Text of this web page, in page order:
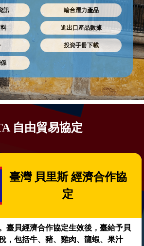
訊 輸台潛力產品
進出口產品數據
投資手冊下載
自由貿易協定
臺灣 貝里斯 經濟合作協
定
臺貝經濟合作協定生效後，臺給予貝
，包括牛、豬、雞肉、龍蝦、果汁